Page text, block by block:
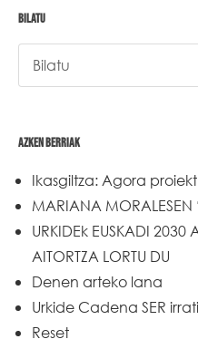
BILATU
AZKEN BERRIAK
Ikasgiltza: Agora
MARIANA MORALESEN
URKIDEk EUSKADI 2030
AITORTZA LORTU DU
Denen arteko lana
Urkide Cadena SER
Reset